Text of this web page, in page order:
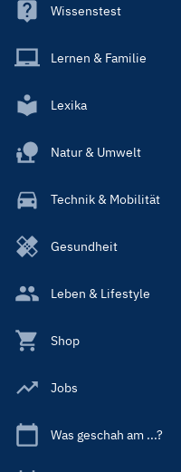
Wissenstest
Lernen & Familie
Lexika
Natur & Umwelt
Technik & Mobilität
Gesundheit
Leben & Lifestyle
Shop
Jobs
Was geschah am ...?